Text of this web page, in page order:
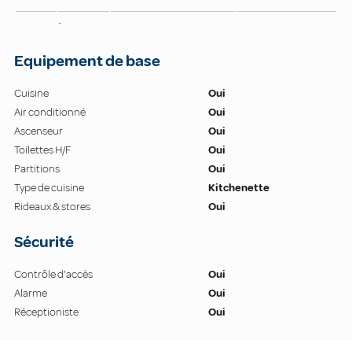
-
Equipement de base
Cuisine
Oui
Air conditionné
Oui
Ascenseur
Oui
Toilettes H/F
Oui
Partitions
Oui
Type de cuisine
Kitchenette
Rideaux & stores
Oui
Sécurité
Contrôle d'accès
Oui
Alarme
Oui
Réceptioniste
Oui